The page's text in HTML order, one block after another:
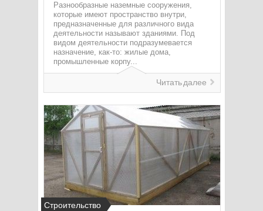
Разнообразные наземные сооружения,
которые имеют пространство внутри,
предназначенные для различного вида
деятельности называют зданиями. Под
видом деятельности подразумевается
назначение, как-то: жилые дома,
промышленные корпу...
Читать далее
Строительство